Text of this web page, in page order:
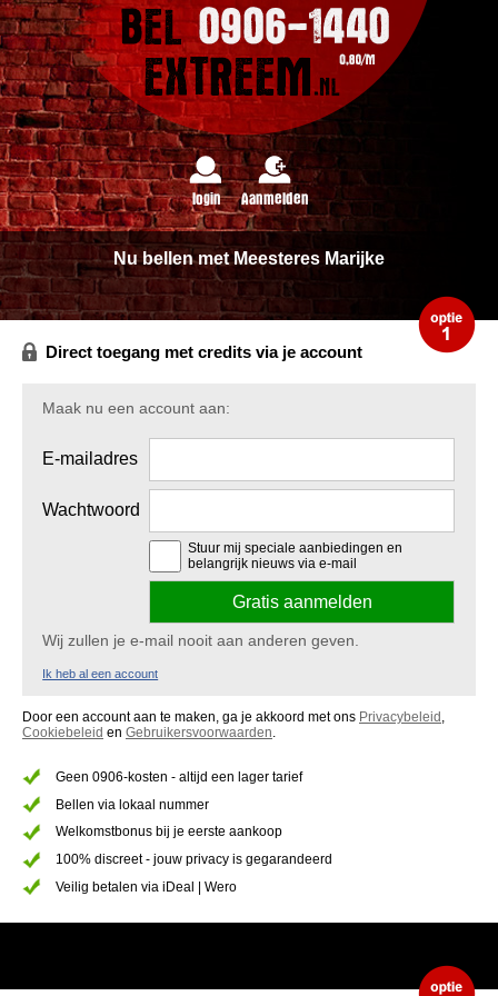
login Aanmelden
Nu bellen met Meesteres Marijke
Direct toegang met credits via je account
Maak nu een account aan:
E-mailadres
Wachtwoord
Stuur mij speciale aanbiedingen en
belangrijk nieuws via e-mail
Wij zullen je e-mail nooit aan anderen geven.
Ik heb al een account
Door een account aan te maken, ga je akkoord met ons Privacybeleid ,
Cookiebeleid en Gebruikersvoorwaarden.
Geen 0906-kosten - altijd een lager tarief
Bellen via lokaal nummer
Welkomstbonus bij je eerste aankoop
100% discreet - jouw privacy is gegarandeerd
Veilig betalen via iDeal | Wero